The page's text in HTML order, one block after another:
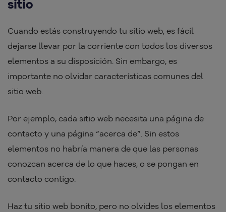
sitio
Cuando estás construyendo tu sitio web, es fácil
dejarse llevar por la corriente con todos los diversos
elementos a su disposición. Sin embargo, es
importante no olvidar características comunes del
sitio web.
Por ejemplo, cada sitio web necesita una página de
contacto y una página “acerca de”. Sin estos
elementos no habría manera de que las personas
conozcan acerca de lo que haces, o se pongan en
contacto contigo.
Haz tu sitio web bonito, pero no olvides los elementos